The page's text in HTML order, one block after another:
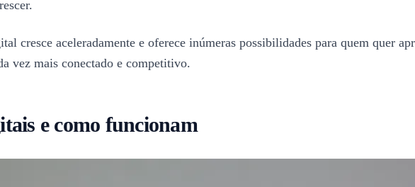
cresce aceleradamente e oferece inúmeras possibilidades para quem quer
vez mais conectado e competitivo.
e como funcionam